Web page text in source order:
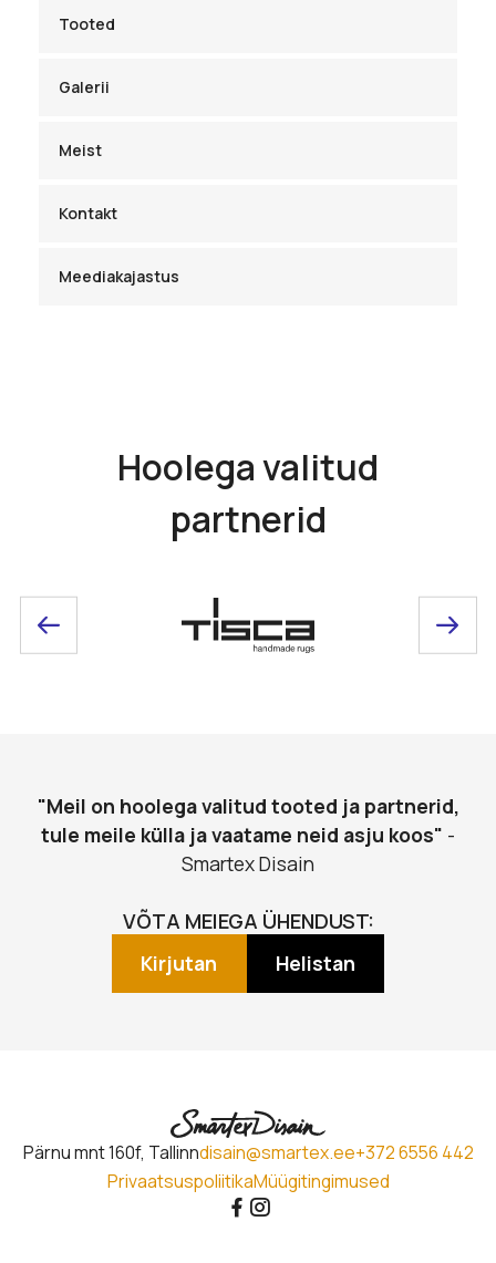
Tooted
Galerii
Meist
Kontakt
Meediakajastus
Hoolega valitud
partnerid
"Meil on hoolega valitud tooted ja partnerid,
tule meile külla ja vaatame neid asju koos" -
Smartex Disain
VÕTA MEIEGA ÜHENDUST:
Kirjutan Helistan
Pärnu mnt 160f, Tallinndisain@smartex.ee+372 6556 442
PrivaatsuspoliitikaMüügitingimused